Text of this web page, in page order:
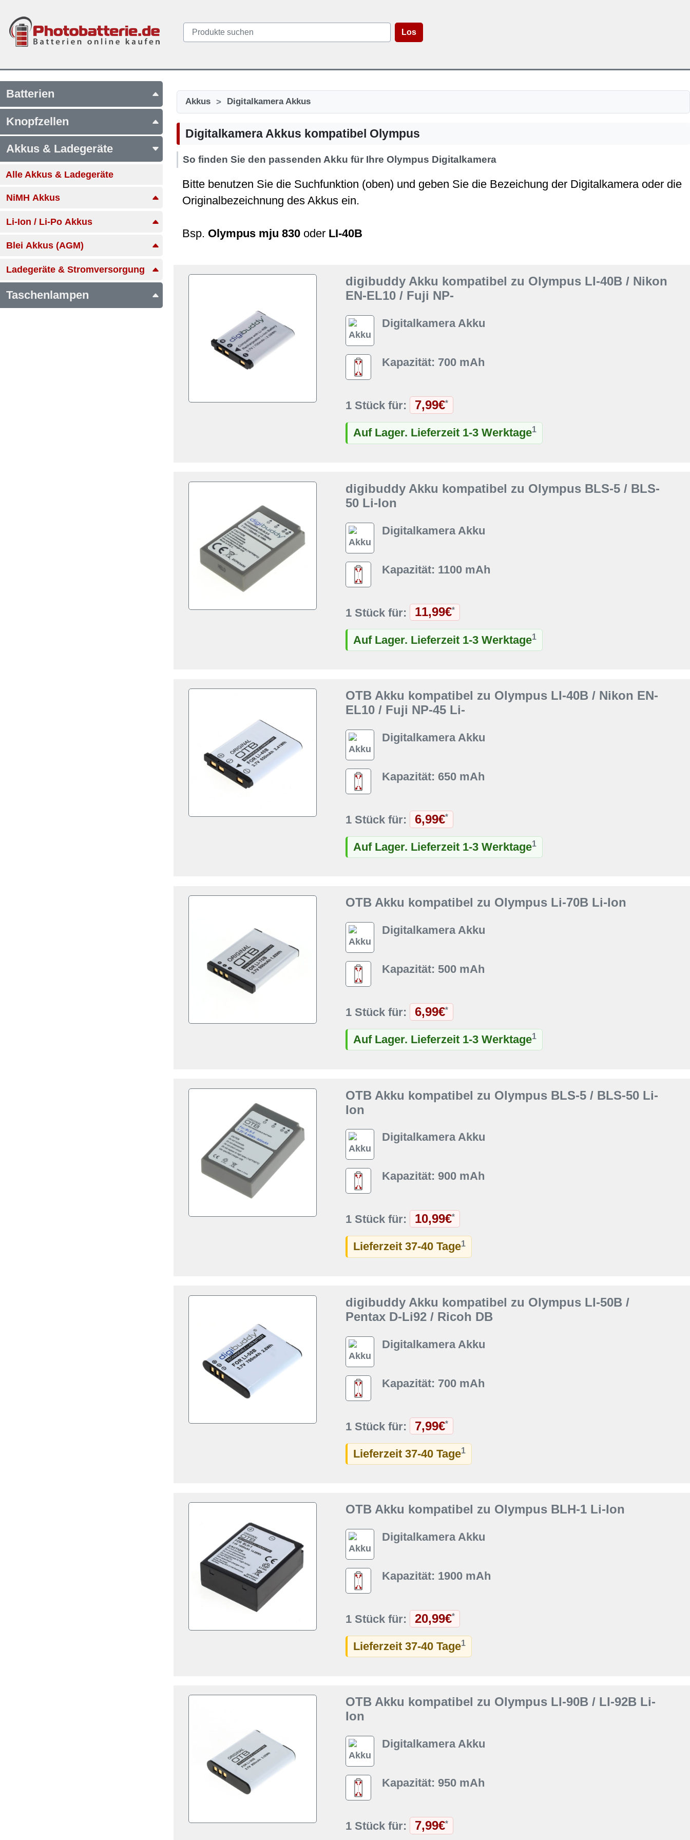
Los
Batterien
Knopfzellen
Akkus & Ladegeräte
Alle Akkus & Ladegeräte
NiMH Akkus
Li-Ion / Li-Po Akkus
Blei Akkus (AGM)
Ladegeräte & Stromversorgung
Taschenlampen
Akkus > Digitalkamera Akkus
Digitalkamera Akkus kompatibel Olympus
So finden Sie den passenden Akku für Ihre Olympus Digitalkamera
Bitte benutzen Sie die Suchfunktion (oben) und geben Sie die Bezeichung der Digitalkamera oder die
Originalbezeichnung des Akkus ein.
Bsp. Olympus mju 830oder LI-40B
digibuddy Akku kompatibel zu Olympus LI-40B / Nikon
EN-EL10 / Fuji NP-
Digitalkamera Akku
Kapazität: 700 mAh
1 Stück für: 7,99€*
Auf Lager. Lieferzeit 1-3 Werktage1
digibuddy Akku kompatibel zu Olympus BLS-5 / BLS-
50 Li-Ion
Digitalkamera Akku
Kapazität: 1100 mAh
1 Stück für: 11,99€*
Auf Lager. Lieferzeit 1-3 Werktage1
OTB Akku kompatibel zu Olympus LI-40B / Nikon EN-
EL10 / Fuji NP-45 Li-
Digitalkamera Akku
Kapazität: 650 mAh
1 Stück für: 6,99€*
Auf Lager. Lieferzeit 1-3 Werktage1
OTB Akku kompatibel zu Olympus Li-70B Li-Ion
Digitalkamera Akku
Kapazität: 500 mAh
1 Stück für: 6,99€*
Auf Lager. Lieferzeit 1-3 Werktage1
OTB Akku kompatibel zu Olympus BLS-5 / BLS-50 Li-
Ion
Digitalkamera Akku
Kapazität: 900 mAh
1 Stück für: 10,99€*
Lieferzeit 37-40 Tage1
digibuddy Akku kompatibel zu Olympus LI-50B /
Pentax D-Li92 / Ricoh DB
Digitalkamera Akku
Kapazität: 700 mAh
1 Stück für: 7,99€*
Lieferzeit 37-40 Tage1
OTB Akku kompatibel zu Olympus BLH-1 Li-Ion
Digitalkamera Akku
Kapazität: 1900 mAh
1 Stück für: 20,99€*
Lieferzeit 37-40 Tage1
OTB Akku kompatibel zu Olympus LI-90B / LI-92B Li-
Ion
Digitalkamera Akku
Kapazität: 950 mAh
1 Stück für: 7,99€*